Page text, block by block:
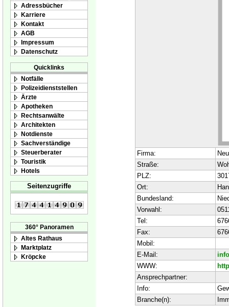
Adressbücher
Karriere
Kontakt
AGB
Impressum
Datenschutz
Quicklinks
Notfälle
Polizeidienststellen
Ärzte
Apotheken
Rechtsanwälte
Architekten
Notdienste
Sachverständige
Steuerberater
Touristik
Hotels
Seitenzugriffe
360° Panoramen
Altes Rathaus
Marktplatz
Kröpcke
Firma:
Straße:
PLZ:
Ort:
Bundesland:
Vorwahl:
Tel:
Fax:
Mobil:
E-Mail:
WWW:
Ansprechpartner:
Info:
Branche(n):